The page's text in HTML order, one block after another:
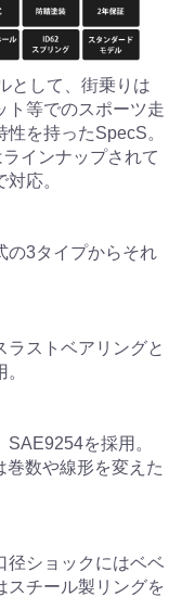
として、街乗りは
ト等でのスポーツ走
を持ったSpecS。
インナップされて
応。
の3タイプからそれ
ラストベアリングと
を採用。
数や線形を変えた
径ショックにはベベ
スチール製リングを